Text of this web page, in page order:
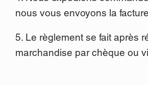
nous vous envoyons la
5. Le règlement se fait après
marchandise par chèque ou